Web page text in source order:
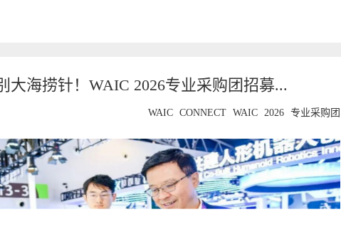
大海捞针！WAIC 2026专业采购团招募...
WAIC CONNECT WAIC 2026 专业采购团